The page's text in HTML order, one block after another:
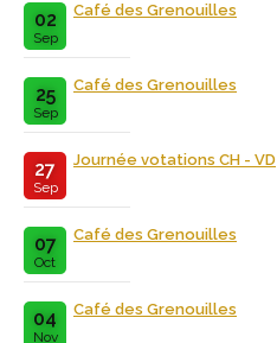
02
Sep
Café des Grenouilles
25
Sep
Café des Grenouilles
27
Sep
Journée votations CH - VD
07
Oct
Café des Grenouilles
04
Nov
Café des Grenouilles